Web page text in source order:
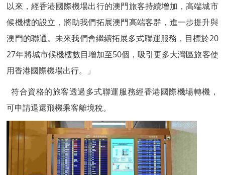
以來，經香港國際機場出行的澳門旅客持續增加，高端城市
候機樓的設立，將助我們拓展澳門高端客群，進一步提升與
澳門的聯通。未來我們會繼續拓展多式聯運服務，目標於20
27年將城市候機樓數目增加至50個，吸引更多大灣區旅客使
用香港國際機場出行。」
符合資格的旅客透過多式聯運服務經香港國際機場轉機，
可申請退還飛機乘客離境稅。